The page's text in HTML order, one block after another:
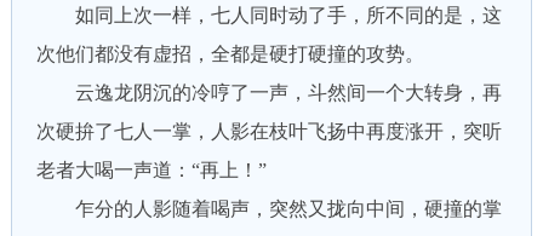
如同上次一样，七人同时动了手，所不同的是，这
次他们都没有虚招，全都是硬打硬撞的攻势。
云逸龙阴沉的冷哼了一声，斗然间一个大转身，再
次硬拚了七人一掌，人影在枝叶飞扬中再度涨开，突听
老者大喝一声道：“再上！”
乍分的人影随着喝声，突然又拢向中间，硬撞的掌